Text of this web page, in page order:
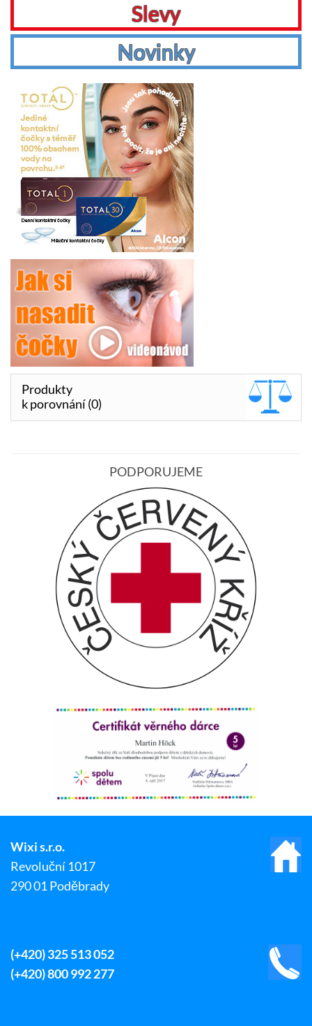
Slevy
Novinky
Produkty
k porovnání (0)
PODPORUJEME
Wixi s.r.o.
Revoluční 1017
290 01 Poděbrady
(+420) 325 513 052
(+420) 800 992 277